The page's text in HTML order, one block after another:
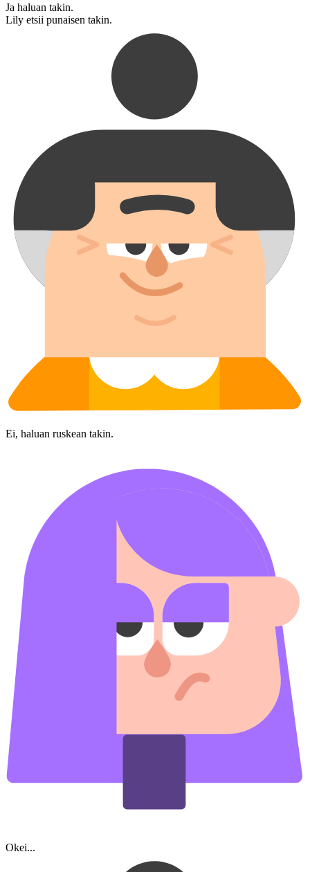
Ja haluan takin.
Lily etsii punaisen takin.
Ei, haluan ruskean takin.
Okei...